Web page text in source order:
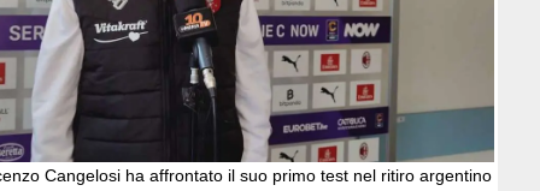
Cangelosi ha affrontato il suo primo test nel ritiro argentino